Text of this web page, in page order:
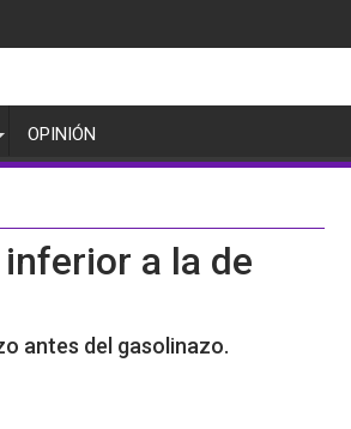
OPINIÓN
a la de
antes del gasolinazo.